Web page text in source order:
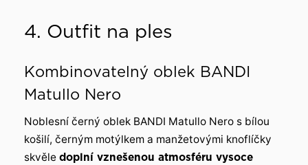
4. Outfit na ples
Kombinovatelný oblek BANDI
Matullo Nero
Noblesní černý oblek BANDI Matullo Nero s bílou
košilí, černým motýlkem a manžetovými knoflíčky
skvěle doplní vznešenou atmosféru vysoce